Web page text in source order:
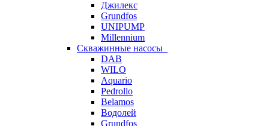
Джилекс
Grundfos
UNIPUMP
Millennium
Скважинные насосы
DAB
WILO
Aquario
Pedrollo
Belamos
Водолей
Grundfos